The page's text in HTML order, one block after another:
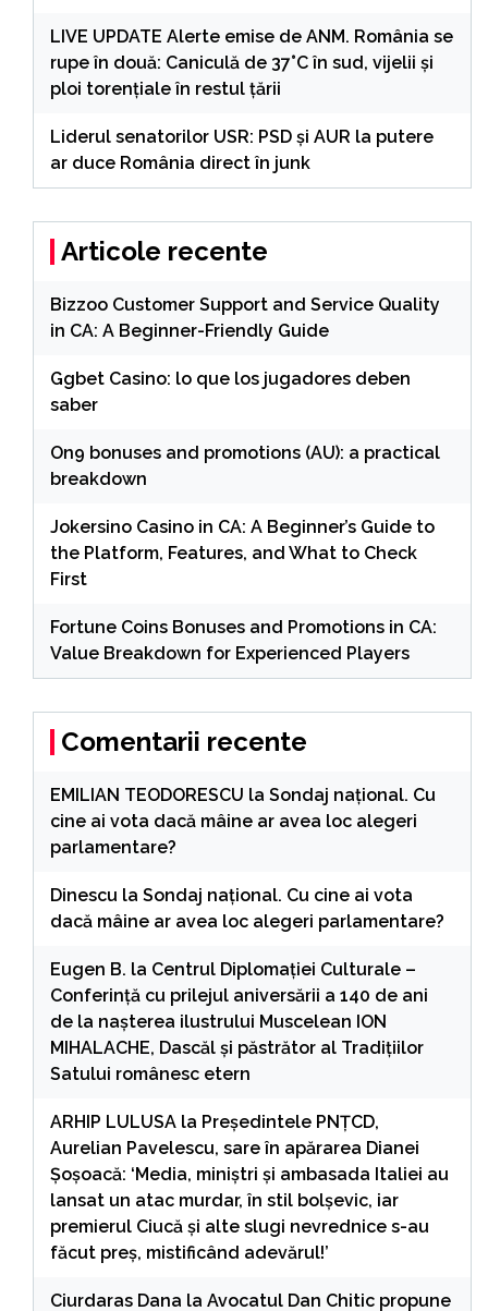
LIVE UPDATE Alerte emise de ANM. România se
rupe în două: Caniculă de 37°C în sud, vijelii și
ploi torențiale în restul țării
Liderul senatorilor USR: PSD şi AUR la putere
ar duce România direct în junk
Articole recente
Bizzoo Customer Support and Service Quality
in CA: A Beginner-Friendly Guide
Ggbet Casino: lo que los jugadores deben
saber
On9 bonuses and promotions (AU): a practical
breakdown
Jokersino Casino in CA: A Beginner’s Guide to
the Platform, Features, and What to Check
First
Fortune Coins Bonuses and Promotions in CA:
Value Breakdown for Experienced Players
Comentarii recente
EMILIAN TEODORESCU la Sondaj național. Cu
cine ai vota dacă mâine ar avea loc alegeri
parlamentare?
Dinescu la Sondaj național. Cu cine ai vota
dacă mâine ar avea loc alegeri parlamentare?
Eugen B. la Centrul Diplomației Culturale –
Conferință cu prilejul aniversării a 140 de ani
de la nașterea ilustrului Muscelean ION
MIHALACHE, Dascăl și păstrător al Tradițiilor
Satului românesc etern
ARHIP LULUSA la Președintele PNȚCD,
Aurelian Pavelescu, sare în apărarea Dianei
Șoșoacă: ‘Media, miniștri și ambasada Italiei au
lansat un atac murdar, în stil bolșevic, iar
premierul Ciucă și alte slugi nevrednice s-au
făcut preș, mistificând adevărul!’
Ciurdaras Dana la Avocatul Dan Chitic propune